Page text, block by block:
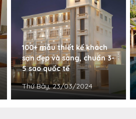
100+ mẫu thiết kế khách
sạn đẹp và sang, chuẩn 3-
5 sao quốc tế
Thứ Bảy, 23/03/2024